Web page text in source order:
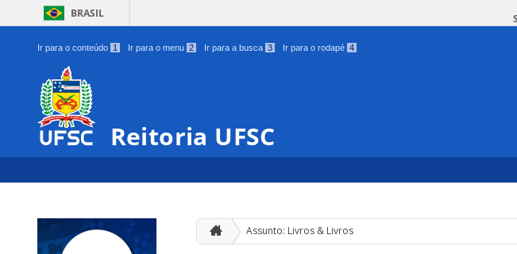
BRASIL
Ir para o conteúdo 1 Ir para o menu 2 Ir para a busca 3 Ir para o rodapé 4
Reitoria UFSC
Assunto: Livros & Livros